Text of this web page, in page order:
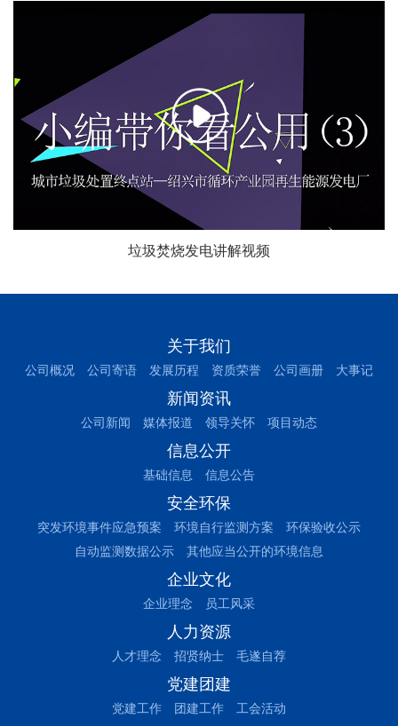
垃圾焚烧发电讲解视频
关于我们
公司概况 公司寄语 发展历程 资质荣誉 公司画册 大事记
新闻资讯
公司新闻 媒体报道 领导关怀 项目动态
信息公开
基础信息 信息公告
安全环保
突发环境事件应急预案 环境自行监测方案
环保验收公示
自动监测数据公示
其他应当公开的环境信息
企业文化
企业理念 员工风采
人力资源
人才理念 招贤纳士 毛遂自荐
党建团建
党建工作 团建工作 工会活动